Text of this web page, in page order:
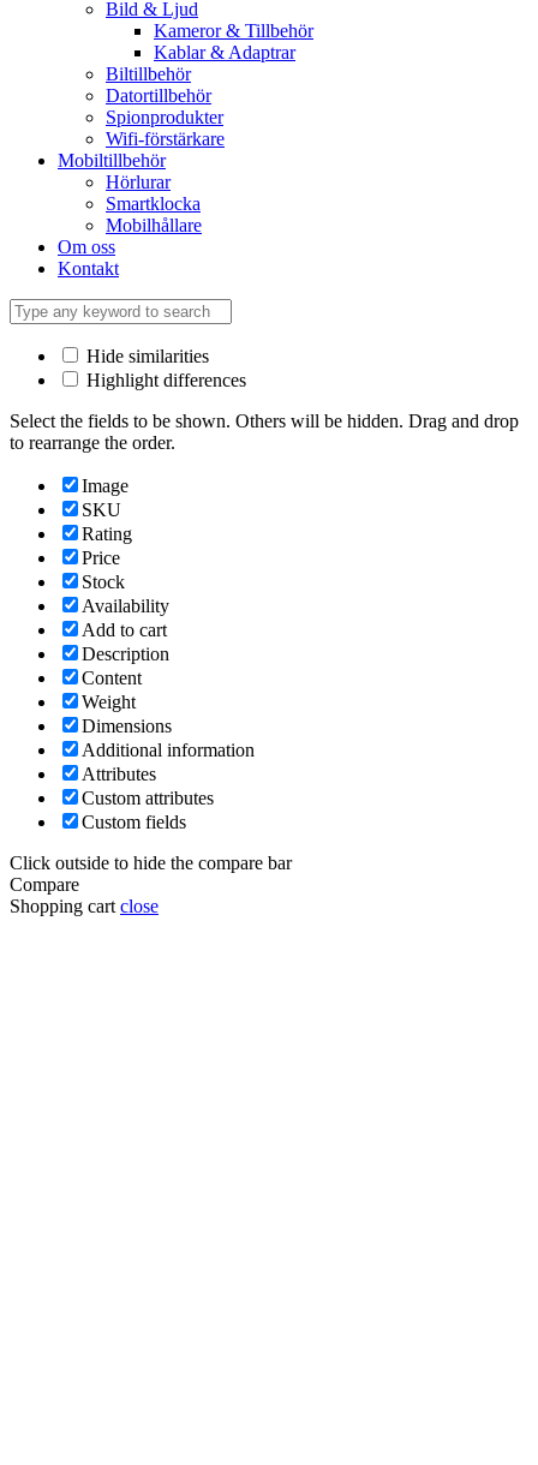
Bild & Ljud
Kameror & Tillbehör
Kablar & Adaptrar
Biltillbehör
Datortillbehör
Spionprodukter
Wifi-förstärkare
Mobiltillbehör
Hörlurar
Smartklocka
Mobilhållare
Om oss
Kontakt
Hide similarities
Highlight differences
Select the fields to be shown. Others will be hidden. Drag and drop
to rearrange the order.
Image
SKU
Rating
Price
Stock
Availability
Add to cart
Description
Content
Weight
Dimensions
Additional information
Attributes
Custom attributes
Custom fields
Click outside to hide the compare bar
Compare
Shopping cart close